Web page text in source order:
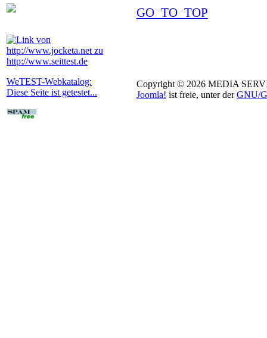
GO_TO_TOP
WeTEST-Webkatalog:
Diese Seite ist getestet...
Copyright © 2026 MEDIA
Joomla! ist freie, unter derGNU/